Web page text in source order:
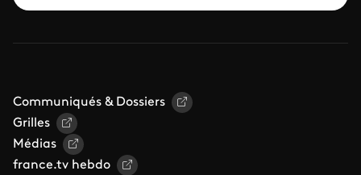
Communiqués & Dossiers
Grilles
Médias
france.tv hebdo